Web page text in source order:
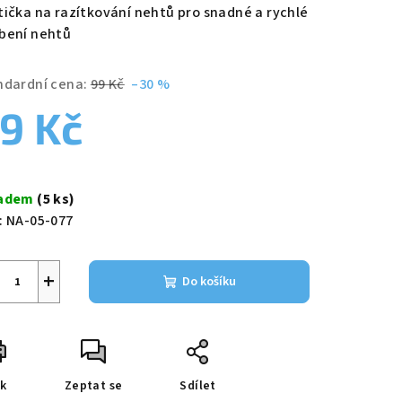
na razítkování nehtů pro snadné a rychlé
nehtů
cena: 99 Kč –30 %
Kč
(5 ks)
NA-05-077
+ Do košíku
Zeptat se Sdílet